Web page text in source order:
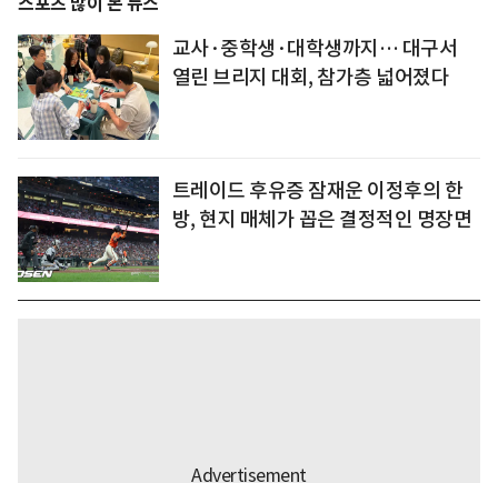
교사·중학생·대학생까지… 대구서
열린 브리지 대회, 참가층 넓어졌다
트레이드 후유증 잠재운 이정후의 한
방, 현지 매체가 꼽은 결정적인 명장면